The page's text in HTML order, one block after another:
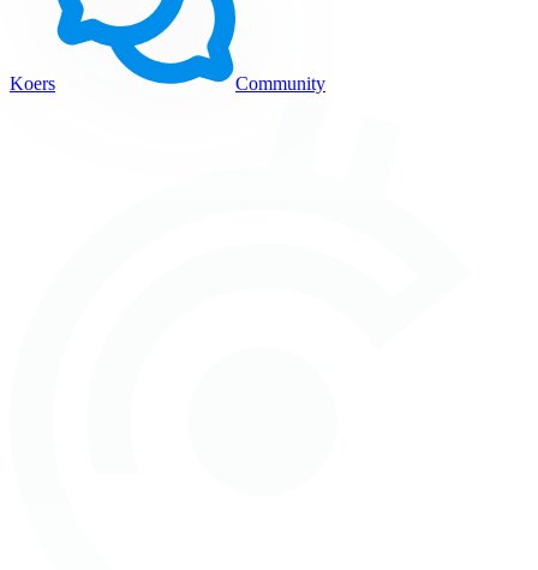
Koers Community